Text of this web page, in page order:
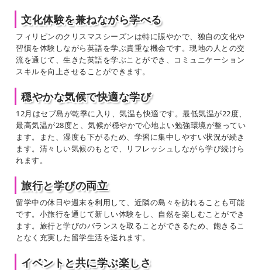
文化体験を兼ねながら学べる
フィリピンのクリスマスシーズンは特に賑やかで、独自の文化や
習慣を体験しながら英語を学ぶ貴重な機会です。現地の人との交
流を通じて、生きた英語を学ぶことができ、コミュニケーション
スキルを向上させることができます。
穏やかな気候で快適な学び
12月はセブ島が乾季に入り、気温も快適です。最低気温が22度、
最高気温が28度と、気候が穏やかで心地よい勉強環境が整ってい
ます。また、湿度も下がるため、学習に集中しやすい状況が続き
ます。清々しい気候のもとで、リフレッシュしながら学び続けら
れます。
旅行と学びの両立
留学中の休日や週末を利用して、近隣の島々を訪れることも可能
です。小旅行を通じて新しい体験をし、自然を楽しむことができ
ます。旅行と学びのバランスを取ることができるため、飽きるこ
となく充実した留学生活を送れます。
イベントと共に学ぶ楽しさ